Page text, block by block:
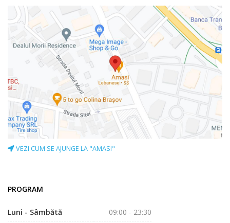
VEZI CUM SE AJUNGE LA "AMASI"
PROGRAM
Luni - Sâmbătă
09:00 - 23:30